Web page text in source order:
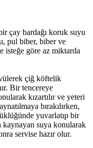
çay bardağı koruk suyu
pul biber, biber ve
isteğe göre az miktarda
çiğ köftelik
Bir tencereye
kızartılır ve yeteri
bırakılırken,
yuvarlatıp bir
kaynayan suya konularak
servise hazır olur.